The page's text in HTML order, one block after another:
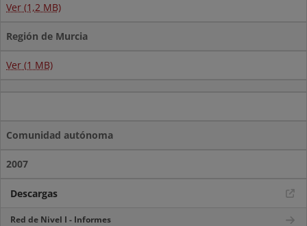
Ver (1,2 MB)
Región de Murcia
Ver (1 MB)
Comunidad autónoma
2007
Descargas
Red de Nivel I - Informes